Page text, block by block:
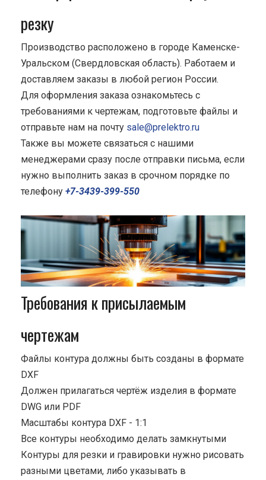
резку
Производство расположено в городе Каменске-
Уральском (Свердловская область). Работаем и
доставляем заказы в любой регион России.
Для оформления заказа ознакомьтесь с
требованиями к чертежам, подготовьте файлы и
отправьте нам на почту sale@prelektro.ru
Также вы можете связаться с нашими
менеджерами сразу после отправки письма, если
нужно выполнить заказ в срочном порядке по
телефону +7-3439-399-550
Требования к присылаемым
чертежам
Файлы контура должны быть созданы в формате
DXF
Должен прилагаться чертёж изделия в формате
DWG или PDF
Масштабы контура DXF - 1:1
Все контуры необходимо делать замкнутыми
Контуры для резки и гравировки нужно рисовать
разными цветами, либо указывать в